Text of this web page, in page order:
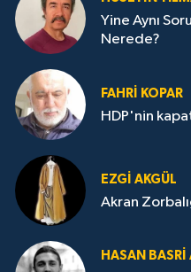
Yine Aynı
Nerede?
FAHRI KOPAR
HDP'nin
EZGI AKGÜL
Akran
HASAN BASRI